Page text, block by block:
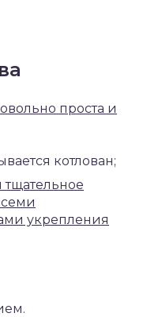
проста и
котлован;
тщательное
укрепления